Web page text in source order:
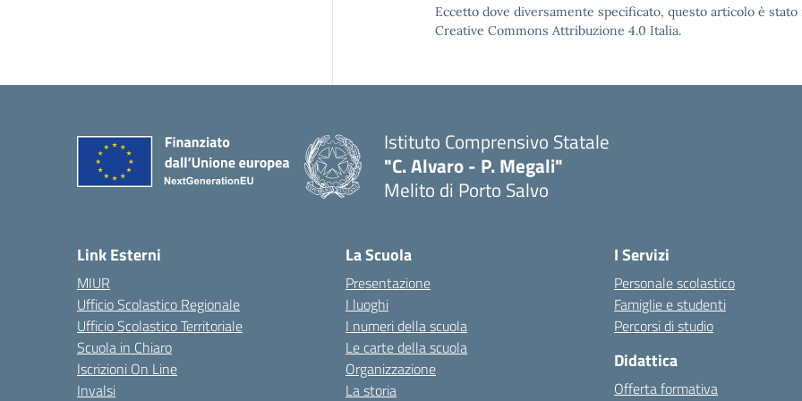
Eccetto dove diversamente specificato, questo articolo è
Creative Commons Attribuzione 4.0 Italia.
Istituto Comprensivo Statale
"C. Alvaro - P. Megali"
Melito di Porto Salvo
Link Esterni
MIUR
Ufficio Scolastico Regionale
Ufficio Scolastico Territoriale
Scuola in Chiaro
Iscrizioni On Line
Invalsi
La Scuola
Presentazione
I luoghi
I numeri della scuola
Le carte della scuola
Organizzazione
La storia
I Servizi
Personale scolastico
Famiglie e studenti
Percorsi di studio
Didattica
Offerta formativa